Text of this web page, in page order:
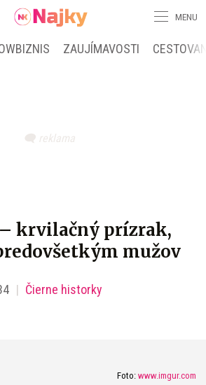
MENU
ZAUJÍMAVOSTI
krvilačný prízrak,
mužov
Čierne historky
Foto: www.imgur.com